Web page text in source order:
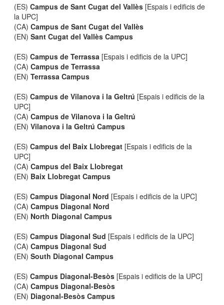
(ES)Campus de Sant Cugat del Vallès [Espais i edificis de
la UPC]
(CA)Campus de Sant Cugat del Vallès
(EN)Sant Cugat del Vallès Campus
(ES)Campus de Terrassa [Espais i edificis de la UPC]
(CA)Campus de Terrassa
(EN)Terrassa Campus
(ES)Campus de Vilanova i la Geltrú [Espais i edificis de la
UPC]
(CA)Campus de Vilanova i la Geltrú
(EN)Vilanova i la Geltrú Campus
(ES)Campus del Baix Llobregat [Espais i edificis de la
UPC]
(CA)Campus del Baix Llobregat
(EN) Baix Llobregat Campus
(ES)Campus Diagonal Nord [Espais i edificis de la UPC]
(CA)Campus Diagonal Nord
(EN) North Diagonal Campus
(ES)Campus Diagonal Sud [Espais i edificis de la UPC]
(CA)Campus Diagonal Sud
(EN)South Diagonal Campus
(ES)Campus Diagonal-Besòs [Espais i edificis de la UPC]
(CA)Campus Diagonal-Besòs
(EN) Diagonal-Besòs Campus